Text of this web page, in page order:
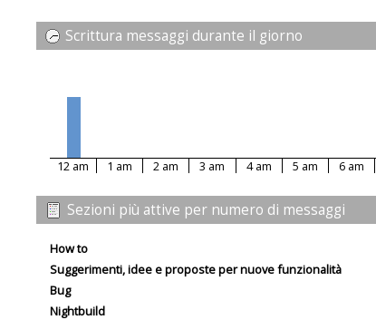
Scrittura messaggi durante il giorno
12 am 1 am 2 am 3 am 4 am 5 am 6 am
Sezioni più attive per numero di messaggi
How to
Suggerimenti, idee e proposte per nuove funzionalità
Bug
Nightbuild